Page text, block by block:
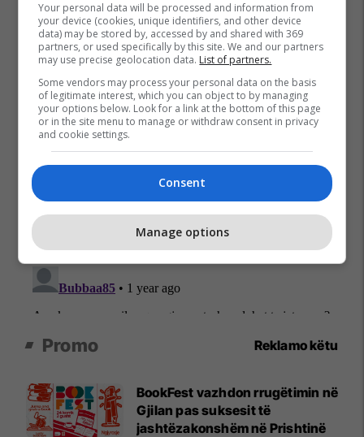
Promo Reklamo këtu
BookFest vazhdon rrugëtimin në
Gjilan pas suksesit të
jashtëzakonshëm në Prishtinë
Your personal data will be processed and information from
your device (cookies, unique identifiers, and other device
data) may be stored by, accessed by and shared with 369
partners, or used specifically by this site. We and our partners
may use precise geolocation data. List of partners.
Some vendors may process your personal data on the basis
of legitimate interest, which you can object to by managing
your options below. Look for a link at the bottom of this page
or in the site menu to manage or withdraw consent in privacy
and cookie settings.
Consent
Manage options